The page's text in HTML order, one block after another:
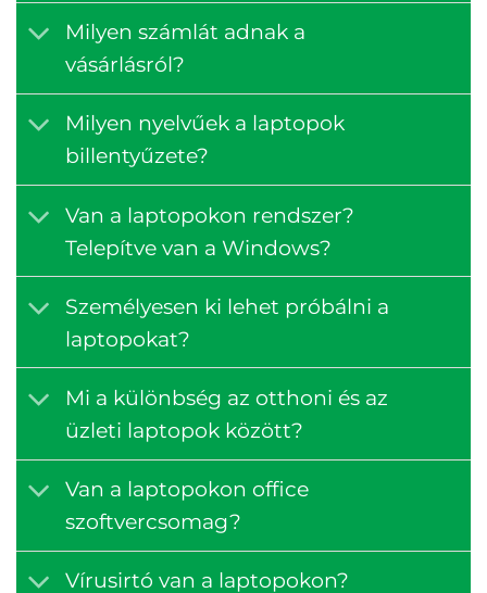
Milyen számlát adnak a
vásárlásról?
Milyen nyelvűek a laptopok
billentyűzete?
Van a laptopokon rendszer?
Telepítve van a Windows?
Személyesen ki lehet próbálni a
laptopokat?
Mi a különbség az otthoni és az
üzleti laptopok között?
Van a laptopokon office
szoftvercsomag?
Vírusirtó van a laptopokon?